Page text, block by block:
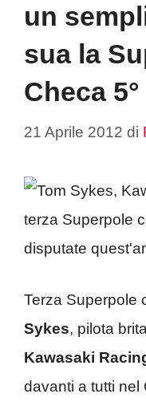
un
sua la
Checa 5°
21 Aprile 2012 di
Terza Superpole
Sykes, pilota
Kawasaki
davanti a tutti nel